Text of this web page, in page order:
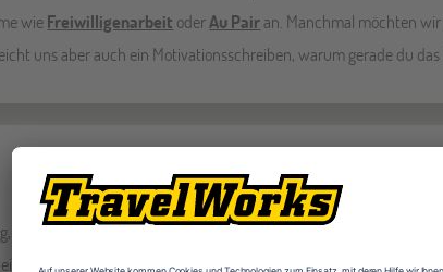
wieFreiwilligenarbeit oderAu Pairan. Manchmal möchten
uns aber auch ein Motivationsschreiben, warum gerade du
Wen wir für ein
seinen Traum von einem Aufenthalt im Ausland, sei es ein
jedem ist ausreichend Geld für das Auslandsabenteuer